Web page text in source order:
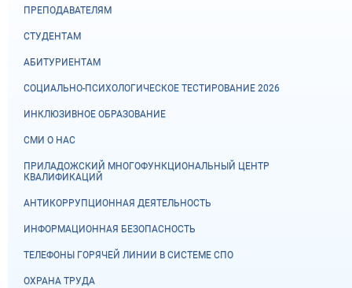
ПРЕПОДАВАТЕЛЯМ
СТУДЕНТАМ
АБИТУРИЕНТАМ
СОЦИАЛЬНО-ПСИХОЛОГИЧЕСКОЕ ТЕСТИРОВАНИЕ 2026
ИНКЛЮЗИВНОЕ ОБРАЗОВАНИЕ
СМИ О НАС
ПРИЛАДОЖСКИЙ МНОГОФУНКЦИОНАЛЬНЫЙ ЦЕНТР
КВАЛИФИКАЦИЙ
АНТИКОРРУПЦИОННАЯ ДЕЯТЕЛЬНОСТЬ
ИНФОРМАЦИОННАЯ БЕЗОПАСНОСТЬ
ТЕЛЕФОНЫ ГОРЯЧЕЙ ЛИНИИ В СИСТЕМЕ СПО
ОХРАНА ТРУДА